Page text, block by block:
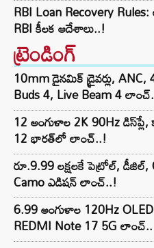
RBI Loan Recovery
RBI కీలక ఆదేశాలు..!
ట్రెండింగ్‌
10mm డైనమిక్ డ్రైవర్లు,
Buds 4, Live Beam 4
12 అంగుళాల 2K 90Hz డిస్‌ప్లే,
12 భారత్‌లో లాంచ్..!
రూ.9.99 లక్షలకే పెట్రోల్, డీజిల్,
Camo ఎడిషన్ లాంచ్..!
6.99 అంగుళాల 120Hz
REDMI Note 17 5G